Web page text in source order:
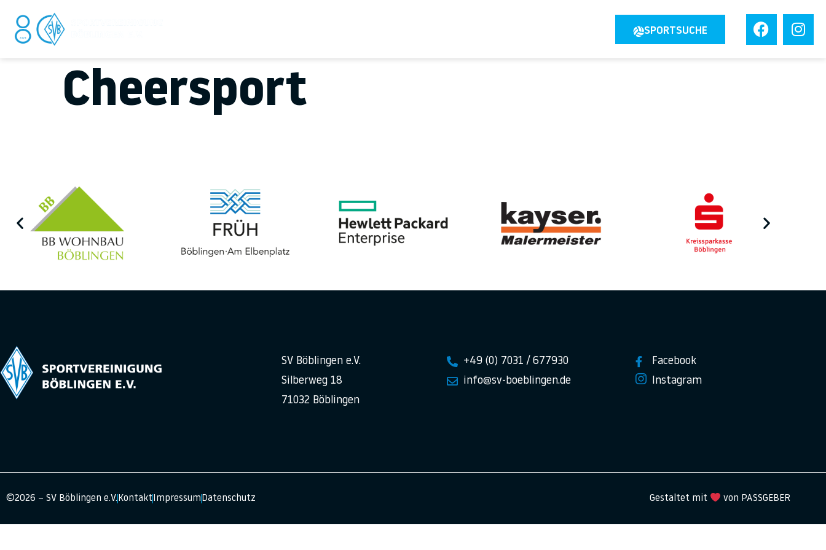
SPORTSUCHE
Cheersport
SV Böblingen e.V.
Silberweg 18
71032 Böblingen
+49 (0) 7031 / 677930
info@sv-boeblingen.de
Facebook
Instagram
©2026 – SV Böblingen e.V.KontaktImpressumDatenschutz Gestaltet mit von PASSGEBER